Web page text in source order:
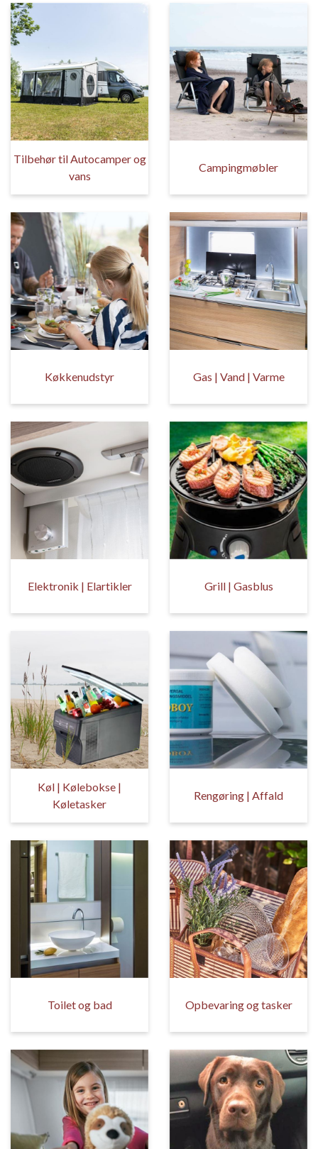
Tilbehør til Autocamper og
vans
Campingmøbler
Køkkenudstyr Gas | Vand | Varme
Elektronik | Elartikler Grill | Gasblus
Køl | Kølebokse |
Køletasker
Rengøring | Affald
Toilet og bad Opbevaring og tasker